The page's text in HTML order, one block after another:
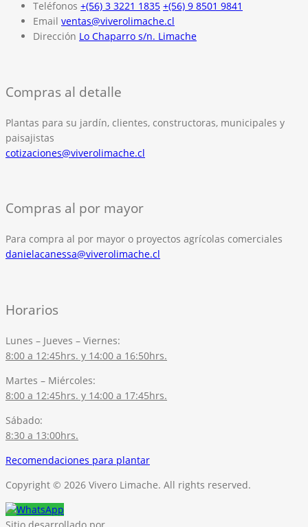
Teléfonos +(56) 3 3221 1835 +(56) 9 8501 9841
Email ventas@viverolimache.cl
Dirección Lo Chaparro s/n. Limache
Compras al detalle
Plantas para su jardín, clientes, constructoras, municipales y
paisajistas
cotizaciones@viverolimache.cl
Compras al por mayor
Para compra al por mayor o proyectos agrícolas comerciales
danielacanessa@viverolimache.cl
Horarios
Lunes – Jueves – Viernes:
8:00 a 12:45hrs. y 14:00 a 16:50hrs.
Martes – Miércoles:
8:00 a 12:45hrs. y 14:00 a 17:45hrs.
Sábado:
8:30 a 13:00hrs.
Recomendaciones para plantar
Copyright © 2026 Vivero Limache. All rights reserved.